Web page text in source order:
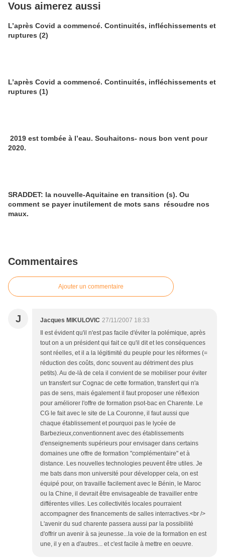
Vous aimerez aussi
L’après Covid a commencé. Continuités, infléchissements et
ruptures (2)
L’après Covid a commencé. Continuités, infléchissements et
ruptures (1)
2019 est tombée à l’eau. Souhaitons- nous bon vent pour
2020.
SRADDET: la nouvelle-Aquitaine en transition (s). Ou
comment se payer inutilement de mots sans résoudre nos
maux.
Commentaires
Ajouter un commentaire
J Jacques MIKULOVIC 27/11/2007 18:33
Il est évident qu'il n'est pas facile d'éviter la polémique, après
tout on a un président qui fait ce qu'il dit et les conséquences
sont réelles, et il a la légitimité du peuple pour les réformes (=
réduction des coûts, donc souvent au détriment des plus
petits). Au de-là de cela il convient de se mobiliser pour éviter
un transfert sur Cognac de cette formation, transfert qui n'a
pas de sens, mais également il faut proposer une réflexion
pour améliorer l'offre de formation psot-bac en Charente. Le
CG le fait avec le site de La Couronne, il faut aussi que
chaque établissement et pourquoi pas le lycée de
Barbezieux,conventionnent avec des établissements
d'enseignements supérieurs pour envisager dans certains
domaines une offre de formation "complémentaire" et à
distance. Les nouvelles technologies peuvent être utiles. Je
me bats dans mon université pour développer cela, on est
équipé pour, on travaille facilement avec le Bénin, le Maroc
ou la Chine, il devrait être envisageable de travailler entre
différentes villes. Les collectivités locales pourraient
accompagner des financements de salles interractives.<br />
L'avenir du sud charente passera aussi par la possibilité
d'offrir un avenir à sa jeunesse...la voie de la formation en est
une, il y en a d'autres... et c'est facile à mettre en oeuvre.